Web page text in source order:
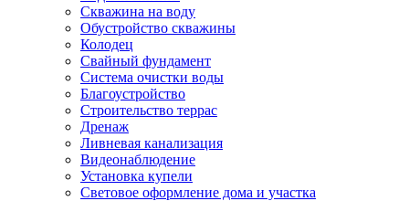
Скважина на воду
Обустройство скважины
Колодец
Свайный фундамент
Система очистки воды
Благоустройство
Строительство террас
Дренаж
Ливневая канализация
Видеонаблюдение
Установка купели
Световое оформление дома и участка